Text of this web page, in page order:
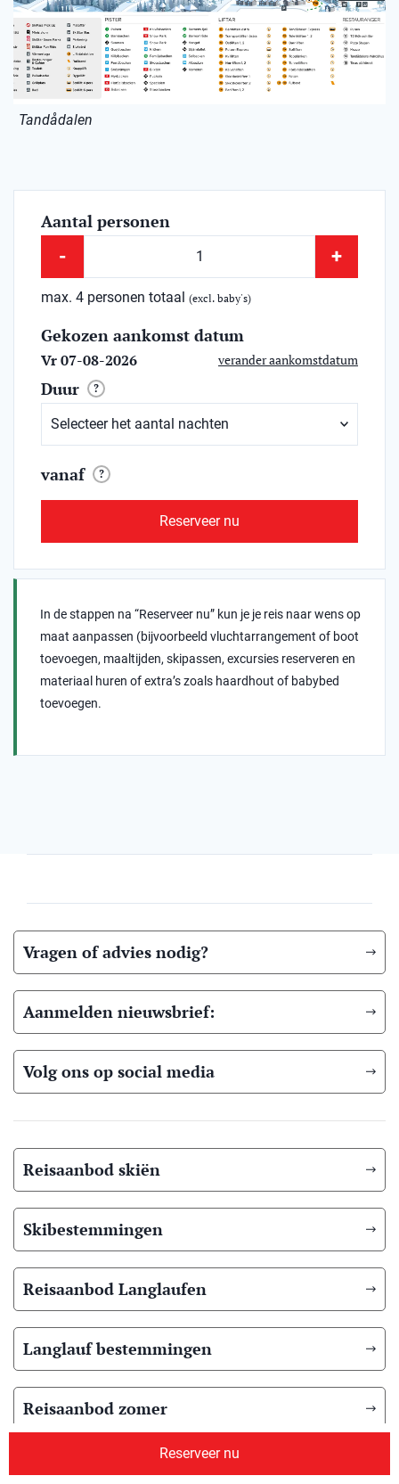
Tandådalen
Aantal personen
- +
max. 4 personen totaal (excl. baby's)
Gekozen aankomst datum
Vr 07-08-2026 verander aankomstdatum
Duur ?
vanaf ?
Reserveer nu
In de stappen na “Reserveer nu” kun je je reis naar wens op
maat aanpassen (bijvoorbeeld vluchtarrangement of boot
toevoegen, maaltijden, skipassen, excursies reserveren en
materiaal huren of extra’s zoals haardhout of babybed
toevoegen.
Reserveer nu
Vragen of advies nodig?
Aanmelden nieuwsbrief:
Volg ons op social media
Reisaanbod skiën
Skibestemmingen
Reisaanbod Langlaufen
Langlauf bestemmingen
Reisaanbod zomer